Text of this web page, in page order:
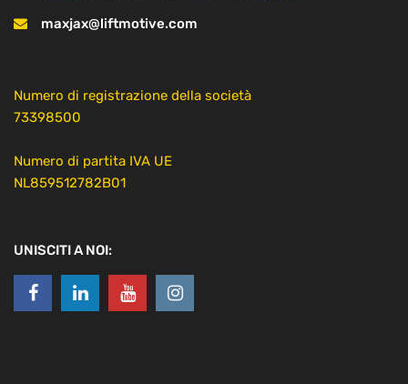
maxjax@liftmotive.com
Numero di registrazione della società
73398500
Numero di partita IVA UE
NL859512782B01
UNISCITI A NOI: